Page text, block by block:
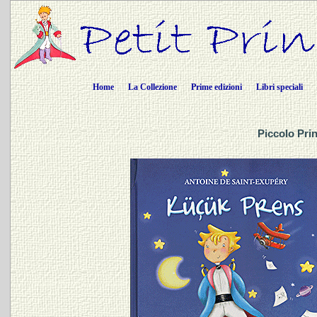
Home La Collezione Prime edizioni Libri speciali
Piccolo